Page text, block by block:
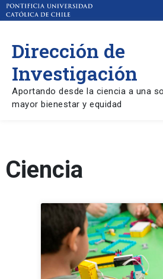
Dirección de
Investigación
Aportando desde la ciencia a una
mayor bienestar y equidad
Ciencia